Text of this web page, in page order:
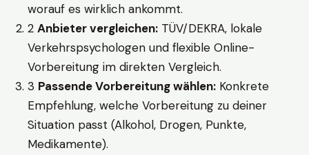
worauf es wirklich ankommt.
2 Anbieter vergleichen: TÜV/DEKRA, lokale
Verkehrspsychologen und flexible Online-
Vorbereitung im direkten Vergleich.
3 Passende Vorbereitung wählen: Konkrete
Empfehlung, welche Vorbereitung zu deiner
Situation passt (Alkohol, Drogen, Punkte,
Medikamente).